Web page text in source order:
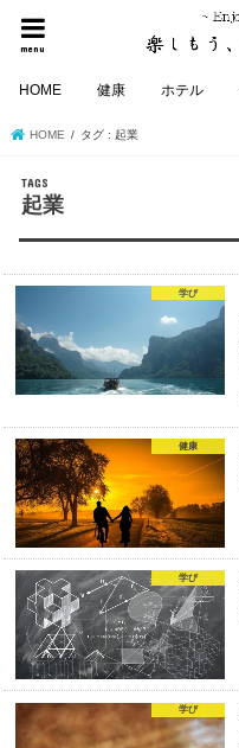
menu
HOME 健康 ホテル
HOME タグ : 起業
起業
学び
健康
学び
学び